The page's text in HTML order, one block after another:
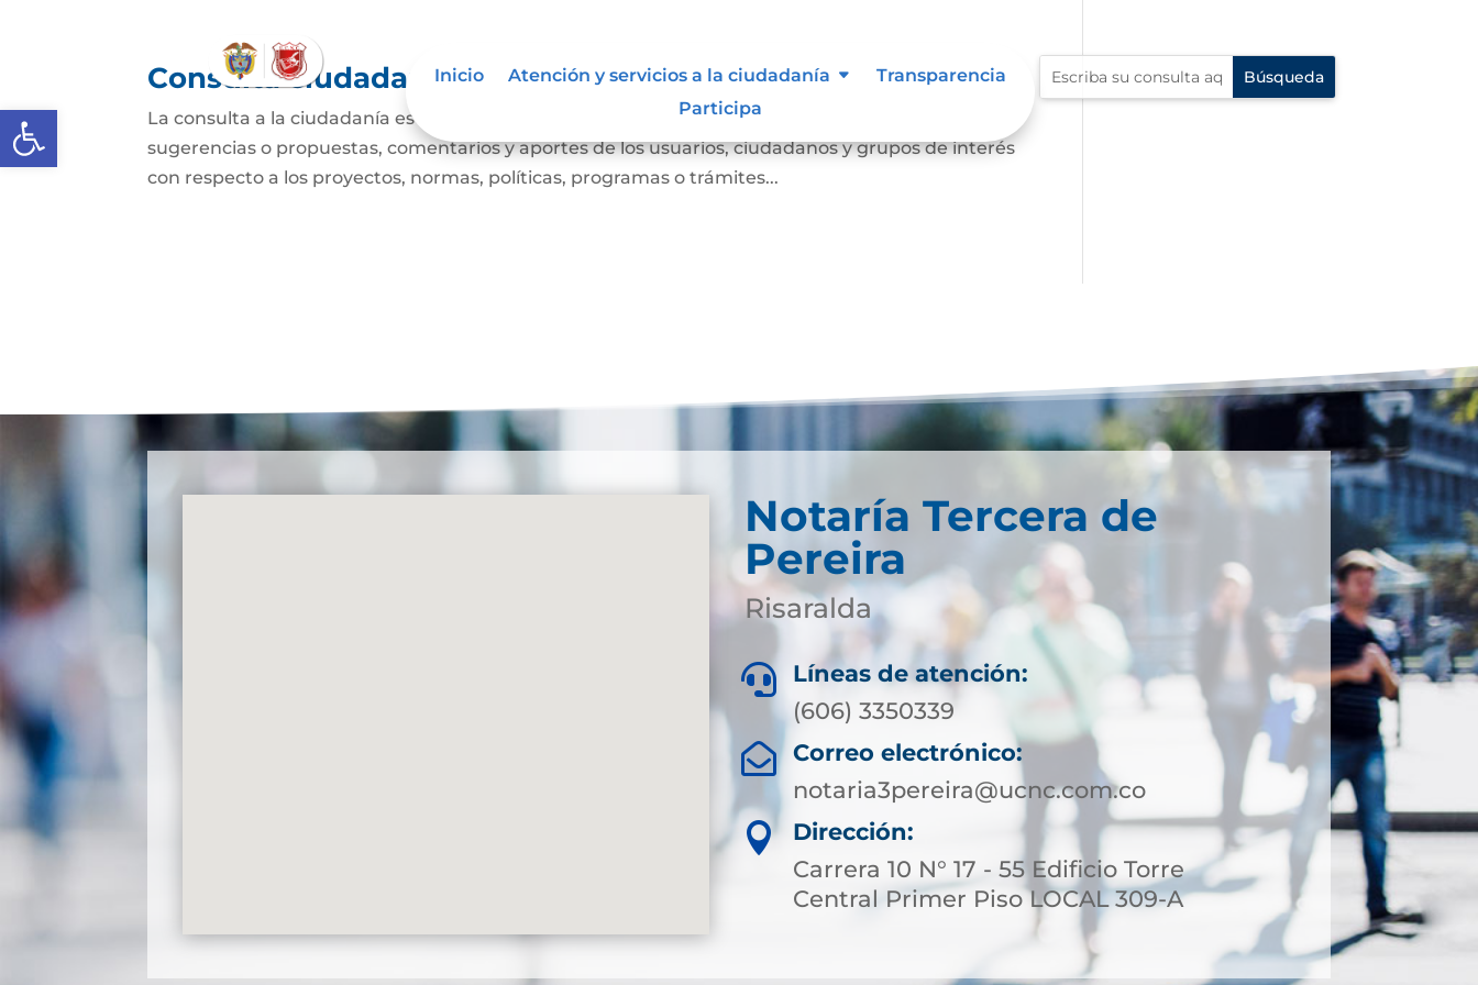
Abrir barra de herramientas
Inicio Atención y servicios a la ciudadanía
Transparencia
Participa
Consulta ciudadana
La consulta a la ciudadanía es un mecanismo de participación que busca conocer las opiniones,
sugerencias o propuestas, comentarios y aportes de los usuarios, ciudadanos y grupos de interés
con respecto a los proyectos, normas, políticas, programas o trámites...
Notaría Tercera de
Pereira
Risaralda

Líneas de atención:
(606) 3350339

Correo electrónico:
notaria3pereira@ucnc.com.co

Dirección:
Carrera 10 N° 17 - 55 Edificio Torre
Central Primer Piso LOCAL 309-A